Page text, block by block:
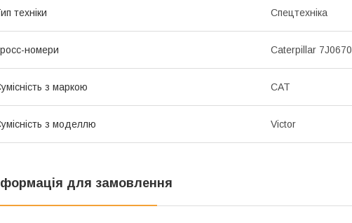
техніки Спецтехніка
номери Caterpillar 7J0670
з маркою CAT
з моделлю Victor
для замовлення